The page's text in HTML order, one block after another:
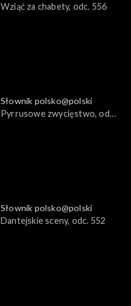
Wziąć za chabety, odc. 556
Słownik polsko@polski
Pyrrusowe zwycięstwo, odc.
Słownik polsko@polski
Dantejskie sceny, odc. 552